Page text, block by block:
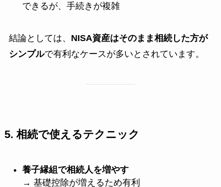
できるが、手続きが複雑
結論としては、 NISA資産はそのまま相続した方が
シンプルで有利なケースが多いとされています。
5. 相続で使えるテクニック
養子縁組で相続人を増やす
→ 基礎控除が増えるため有利